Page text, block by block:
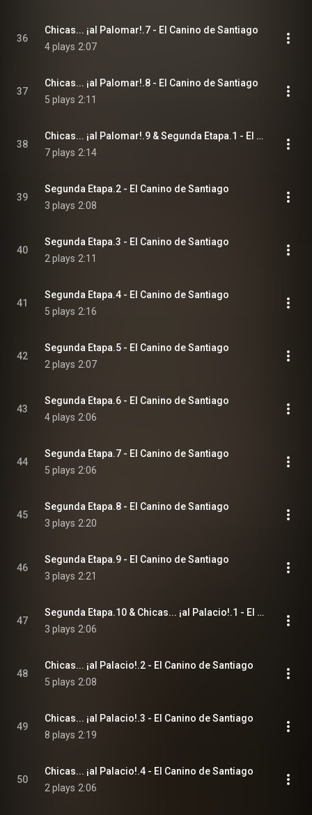
36
Chicas... ¡al Palomar!.7 - El Canino de Santiago
4 plays 2:07
37
Chicas... ¡al Palomar!.8 - El Canino de Santiago
5 plays 2:11
38
Chicas... ¡al Palomar!.9 & Segunda Etapa.1 - El Canino de Santiago
7 plays 2:14
39
Segunda Etapa.2 - El Canino de Santiago
3 plays 2:08
40
Segunda Etapa.3 - El Canino de Santiago
2 plays 2:11
41
Segunda Etapa.4 - El Canino de Santiago
5 plays 2:16
42
Segunda Etapa.5 - El Canino de Santiago
2 plays 2:07
43
Segunda Etapa.6 - El Canino de Santiago
4 plays 2:06
44
Segunda Etapa.7 - El Canino de Santiago
5 plays 2:06
45
Segunda Etapa.8 - El Canino de Santiago
3 plays 2:20
46
Segunda Etapa.9 - El Canino de Santiago
3 plays 2:21
47
Segunda Etapa.10 & Chicas... ¡al Palacio!.1 - El Canino de Santiago
3 plays 2:06
48
Chicas... ¡al Palacio!.2 - El Canino de Santiago
5 plays 2:08
49
Chicas... ¡al Palacio!.3 - El Canino de Santiago
8 plays 2:19
50
Chicas... ¡al Palacio!.4 - El Canino de Santiago
2 plays 2:06